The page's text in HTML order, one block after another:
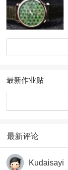
最新作业贴
最新评论
Kudaisayi